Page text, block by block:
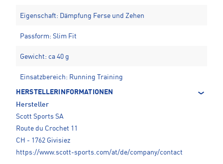
Eigenschaft: Dämpfung Ferse und Zehen
Passform: Slim Fit
Gewicht: ca 40 g
Einsatzbereich: Running Training
HERSTELLERINFORMATIONEN
Hersteller
Scott Sports SA
Route du Crochet 11
CH - 1762 Givisiez
https://www.scott-sports.com/at/de/company/contact